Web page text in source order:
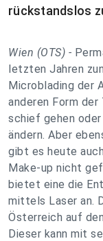
rückstandslos
Wien (OTS) -
letzten Jahren
Microblading der
anderen Form
schief gehen
ändern. Aber
gibt es heute
Make-up nicht
bietet eine die
mittels Laser an.
Österreich auf
Dieser kann mit